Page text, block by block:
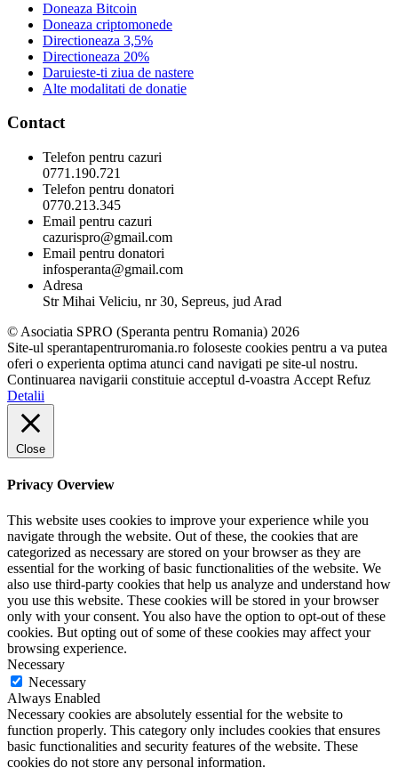
Doneaza Bitcoin
Doneaza criptomonede
Directioneaza 3,5%
Directioneaza 20%
Daruieste-ti ziua de nastere
Alte modalitati de donatie
Contact
Telefon pentru cazuri
0771.190.721
Telefon pentru donatori
0770.213.345
Email pentru cazuri
cazurispro@gmail.com
Email pentru donatori
infosperanta@gmail.com
Adresa
Str Mihai Veliciu, nr 30, Sepreus, jud Arad
© Asociatia SPRO (Speranta pentru Romania) 2026
Site-ul sperantapentruromania.ro foloseste cookies pentru a va putea
oferi o experienta optima atunci cand navigati pe site-ul nostru.
Continuarea navigarii constituie acceptul d-voastra Accept Refuz
Detalii
Close
Privacy Overview
This website uses cookies to improve your experience while you
navigate through the website. Out of these, the cookies that are
categorized as necessary are stored on your browser as they are
essential for the working of basic functionalities of the website. We
also use third-party cookies that help us analyze and understand how
you use this website. These cookies will be stored in your browser
only with your consent. You also have the option to opt-out of these
cookies. But opting out of some of these cookies may affect your
browsing experience.
Necessary
Necessary
Always Enabled
Necessary cookies are absolutely essential for the website to
function properly. This category only includes cookies that ensures
basic functionalities and security features of the website. These
cookies do not store any personal information.